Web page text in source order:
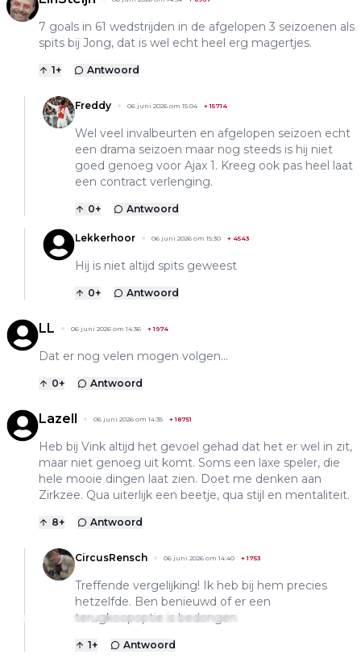
7 goals in 61 wedstrijden in de afgelopen 3 seizoenen als
spits bij Jong, dat is wel echt heel erg magertjes.
1+ Antwoord
Freddy 06 juni 2026 om 15:04 +15714
Wel veel invalbeurten en afgelopen seizoen echt
een drama seizoen maar nog steeds is hij niet
goed genoeg voor Ajax 1. Kreeg ook pas heel laat
een contract verlenging.
0+ Antwoord
Lekkerhoor 06 juni 2026 om 15:30 + 4543
Hij is niet altijd spits geweest
0+ Antwoord
LL 06 juni 2026 om 14:36 +1974
Dat er nog velen mogen volgen...
0+ Antwoord
Lazell 06 juni 2026 om 14:35 +18751
Heb bij Vink altijd het gevoel gehad dat het er wel in zit,
maar niet genoeg uit komt. Soms een laxe speler, die
hele mooie dingen laat zien. Doet me denken aan
Zirkzee. Qua uiterlijk een beetje, qua stijl en mentaliteit.
8+ Antwoord
CircusRensch 06 juni 2026 om 14:40 +1753
Treffende vergelijking! Ik heb bij hem precies
hetzelfde. Ben benieuwd of er een
terugkoopoptie is bedongen
1+ Antwoord